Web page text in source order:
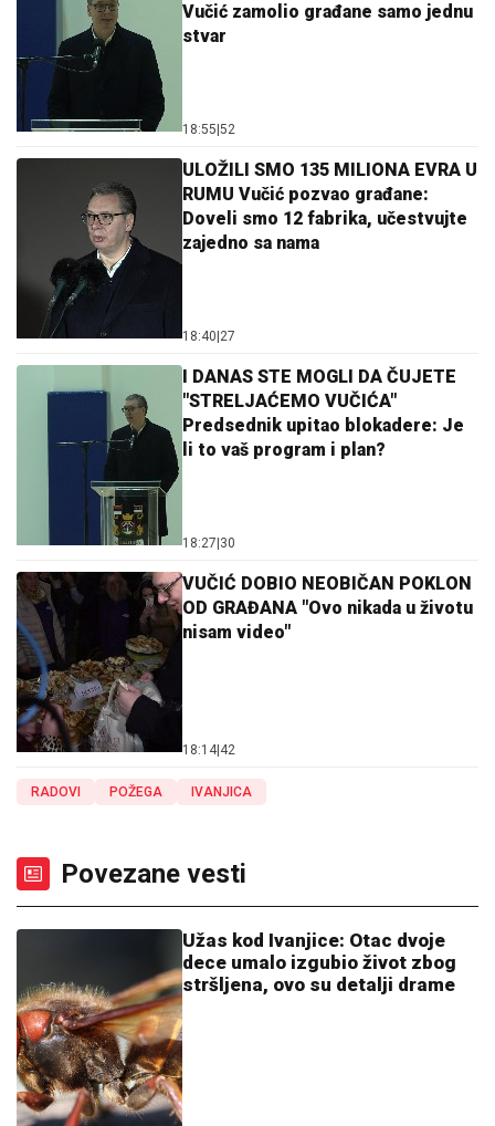
Vučić zamolio građane samo jednu
stvar
18:55 52
ULOŽILI SMO 135 MILIONA EVRA U
RUMU Vučić pozvao građane:
Doveli smo 12 fabrika, učestvujte
zajedno sa nama
18:40 27
I DANAS STE MOGLI DA ČUJETE
"STRELJAĆEMO VUČIĆA"
Predsednik upitao blokadere: Je
li to vaš program i plan?
18:27 30
VUČIĆ DOBIO NEOBIČAN POKLON
OD GRAĐANA "Ovo nikada u životu
nisam video"
18:14 42
RADOVI POŽEGA IVANJICA
Povezane vesti
Užas kod Ivanjice: Otac dvoje
dece umalo izgubio život zbog
stršljena, ovo su detalji drame